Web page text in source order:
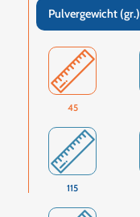
Pulvergewicht (gr.)
45
115